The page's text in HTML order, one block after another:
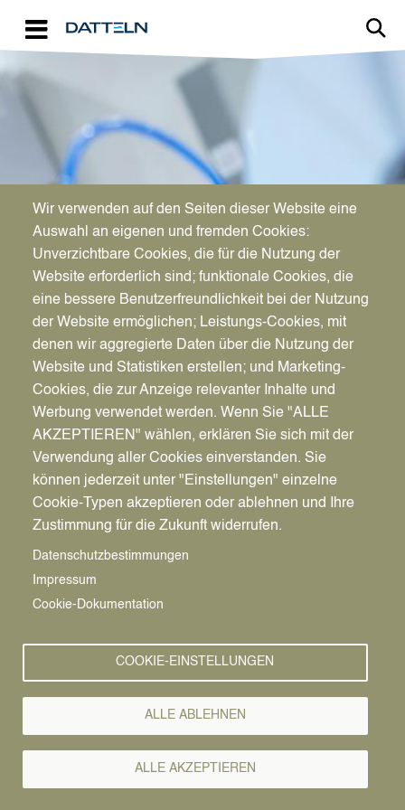
WIRTSCHAFTSFÖRDERUNG
Aktuelles für Unternehmen
Pfadnavigation
Wirtschaft | Bauen | Umwelt Wirtschaftsförderung News
Wirtschafts-
News
Wir verwenden auf den Seiten dieser Website eine
Auswahl an eigenen und fremden Cookies:
Unverzichtbare Cookies, die für die Nutzung der
Website erforderlich sind; funktionale Cookies, die
eine bessere Benutzerfreundlichkeit bei der Nutzung
der Website ermöglichen; Leistungs-Cookies, mit
denen wir aggregierte Daten über die Nutzung der
Website und Statistiken erstellen; und Marketing-
Cookies, die zur Anzeige relevanter Inhalte und
Werbung verwendet werden. Wenn Sie "ALLE
AKZEPTIEREN" wählen, erklären Sie sich mit der
Verwendung aller Cookies einverstanden. Sie
können jederzeit unter "Einstellungen" einzelne
Cookie-Typen akzeptieren oder ablehnen und Ihre
Zustimmung für die Zukunft widerrufen.
Datenschutzbestimmungen
Impressum
Cookie-Dokumentation
COOKIE-EINSTELLUNGEN
ALLE ABLEHNEN
ALLE AKZEPTIEREN